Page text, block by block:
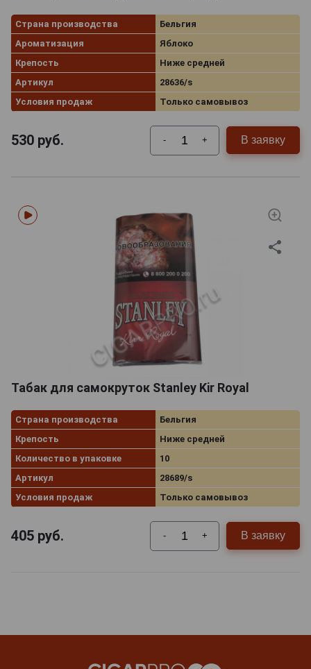
Страна производства
Бельгия
Ароматизация
Яблоко
Крепость
Ниже средней
Артикул
28636/s
Условия продаж
Только самовывоз
530 руб. - + В заявку
Табак для самокруток Stanley Kir Royal
Страна производства
Бельгия
Крепость
Ниже средней
Количество в упаковке
10
Артикул
28689/s
Условия продаж
Только самовывоз
405 руб. - + В заявку